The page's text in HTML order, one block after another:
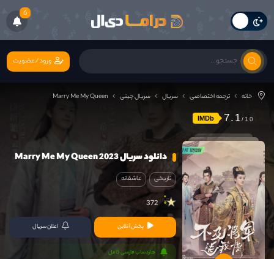
6
ورود/عضویت
خانه ترجمه اختصاصی سریال سریال چینی Marry Me My Queen
IMDb 7.1
دانلود سریال Marry Me My Queen 2023
تاریخی عاشقانه
372
پخش آنلاین اعلان سریال
هاردساب فارسی کامل